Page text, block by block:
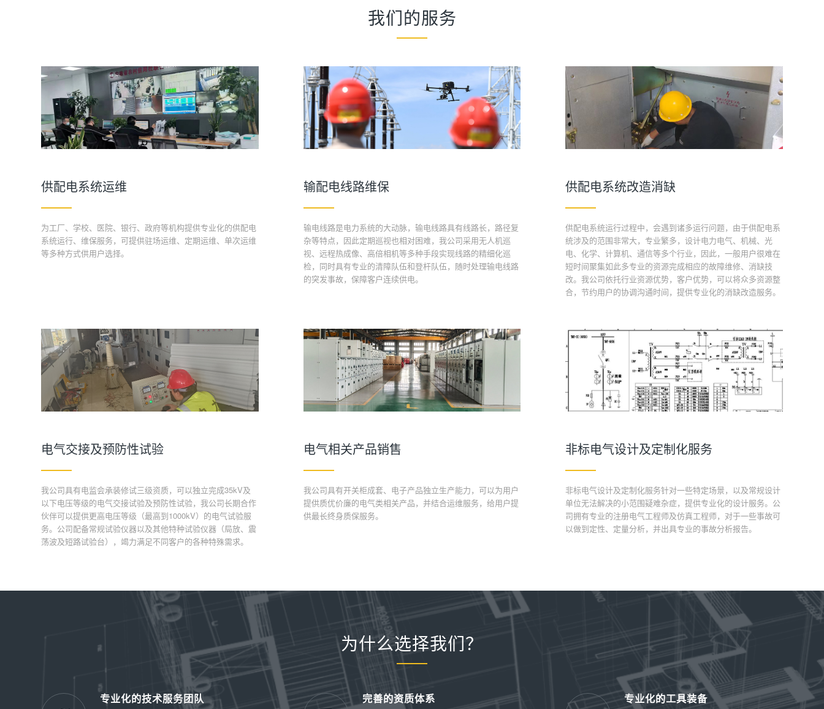
我们的服务
供配电系统运维
为工厂、学校、医院、银行、政府等机构提供专业化的供配电
系统运行、维保服务，可提供驻场运维、定期运维、单次运维
等多种方式供用户选择。
输配电线路维保
输电线路是电力系统的大动脉，输电线路具有线路长，路径复
杂等特点，因此定期巡视也相对困难，我公司采用无人机巡
视、远程热成像、高倍相机等多种手段实现线路的精细化巡
检，同时具有专业的清障队伍和登杆队伍，随时处理输电线路
的突发事故，保障客户连续供电。
供配电系统改造消缺
供配电系统运行过程中，会遇到诸多运行问题，由于供配电系
统涉及的范围非常大，专业繁多，设计电力电气、机械、光
电、化学、计算机、通信等多个行业，因此，一般用户很难在
短时间聚集如此多专业的资源完成相应的故障维修、消缺技
改。我公司依托行业资源优势，客户优势，可以将众多资源整
合，节约用户的协调沟通时间，提供专业化的消缺改造服务。
电气交接及预防性试验
我公司具有电监会承装修试三级资质，可以独立完成35kV及
以下电压等级的电气交接试验及预防性试验，我公司长期合作
伙伴可以提供更高电压等级（最高到1000kV）的电气试验服
务。公司配备常规试验仪器以及其他特种试验仪器（局放、震
荡波及短路试验台），竭力满足不同客户的各种特殊需求。
电气相关产品销售
我公司具有开关柜成套、电子产品独立生产能力，可以为用户
提供质优价廉的电气类相关产品，并结合运维服务，给用户提
供最长终身质保服务。
非标电气设计及定制化服务
非标电气设计及定制化服务针对一些特定场景，以及常规设计
单位无法解决的小范围疑难杂症，提供专业化的设计服务。公
司拥有专业的注册电气工程师及仿真工程师，对于一些事故可
以做到定性、定量分析，并出具专业的事故分析报告。
为什么选择我们？
专业化的技术服务团队 完善的资质体系 专业化的工具装备